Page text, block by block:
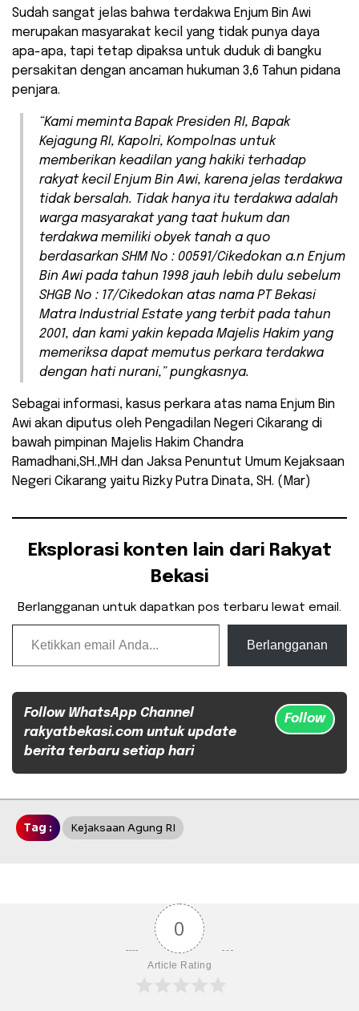
Sudah sangat jelas bahwa terdakwa Enjum Bin Awi
merupakan masyarakat kecil yang tidak punya daya
apa-apa, tapi tetap dipaksa untuk duduk di bangku
persakitan dengan ancaman hukuman 3,6 Tahun pidana
penjara.
“Kami meminta Bapak Presiden RI, Bapak
Kejagung RI, Kapolri, Kompolnas untuk
memberikan keadilan yang hakiki terhadap
rakyat kecil Enjum Bin Awi, karena jelas terdakwa
tidak bersalah. Tidak hanya itu terdakwa adalah
warga masyarakat yang taat hukum dan
terdakwa memiliki obyek tanah a quo
berdasarkan SHM No : 00591/Cikedokan a.n Enjum
Bin Awi pada tahun 1998 jauh lebih dulu sebelum
SHGB No : 17/Cikedokan atas nama PT Bekasi
Matra Industrial Estate yang terbit pada tahun
2001, dan kami yakin kepada Majelis Hakim yang
memeriksa dapat memutus perkara terdakwa
dengan hati nurani,” pungkasnya.
Sebagai informasi, kasus perkara atas nama Enjum Bin
Awi akan diputus oleh Pengadilan Negeri Cikarang di
bawah pimpinan Majelis Hakim Chandra
Ramadhani,SH.,MH dan Jaksa Penuntut Umum Kejaksaan
Negeri Cikarang yaitu Rizky Putra Dinata, SH. (Mar)
Eksplorasi konten lain dari Rakyat
Bekasi
Berlangganan untuk dapatkan pos terbaru lewat email.
Ketikkan email Anda...
Berlangganan
Follow WhatsApp Channel
rakyatbekasi.com untuk update
berita terbaru setiap hari
Follow
Tag : Kejaksaan Agung RI
0
Article Rating